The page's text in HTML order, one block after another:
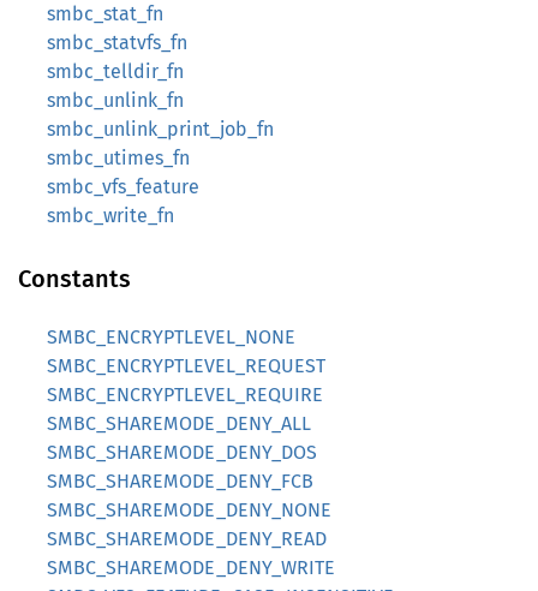
smbc_stat_fn
smbc_statvfs_fn
smbc_telldir_fn
smbc_unlink_fn
smbc_unlink_print_job_fn
smbc_utimes_fn
smbc_vfs_feature
smbc_write_fn
Constants
SMBC_ENCRYPTLEVEL_NONE
SMBC_ENCRYPTLEVEL_REQUEST
SMBC_ENCRYPTLEVEL_REQUIRE
SMBC_SHAREMODE_DENY_ALL
SMBC_SHAREMODE_DENY_DOS
SMBC_SHAREMODE_DENY_FCB
SMBC_SHAREMODE_DENY_NONE
SMBC_SHAREMODE_DENY_READ
SMBC_SHAREMODE_DENY_WRITE